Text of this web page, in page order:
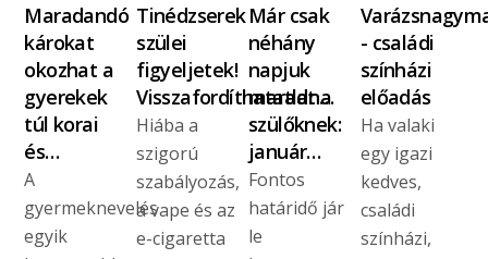
Maradandó
károkat
okozhat a
gyerekek
túl korai
és…
A
gyermeknevelés
egyik
Tinédzserek
szülei
figyeljetek!
Visszafordíthatatlan…
Hiába a
szigorú
szabályozás,
a vape és az
e-cigaretta
Már csak
néhány
napjuk
maradt a
szülőknek:
január…
Fontos
határidő jár
le
- családi
színházi
előadás
Ha valaki
egy igazi
kedves,
családi
színházi,